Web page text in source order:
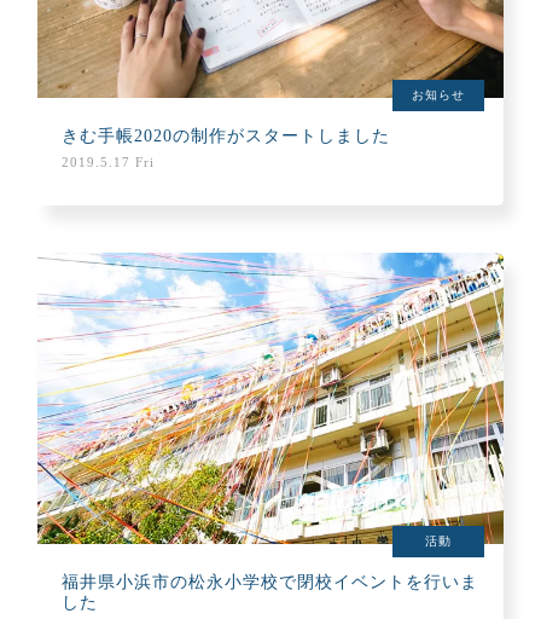
お知らせ
きむ手帳2020の制作がスタートしました
2019.5.17 Fri
活動
福井県小浜市の松永小学校で閉校イベントを行いま
した